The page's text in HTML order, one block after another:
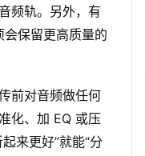
频轨。另外，有
会保留更高质量的
前对音频做任何
化、加 EQ 或压
来更好”就能“分